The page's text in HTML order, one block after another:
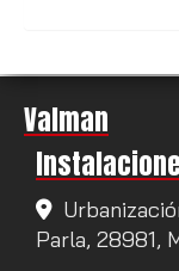
Valman
Parla, 28981,